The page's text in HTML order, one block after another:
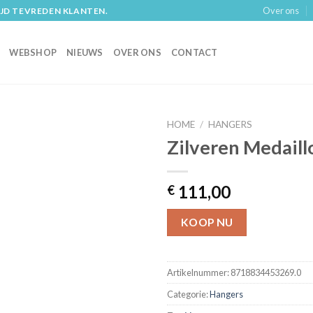
TEVREDEN KLANTEN. Over ons
WEBSHOP NIEUWS OVER ONS CONTACT
HOME / HANGERS
Zilveren
€ 111,00
KOOP NU
Artikelnummer:8718834453269.0
Categorie:Hangers